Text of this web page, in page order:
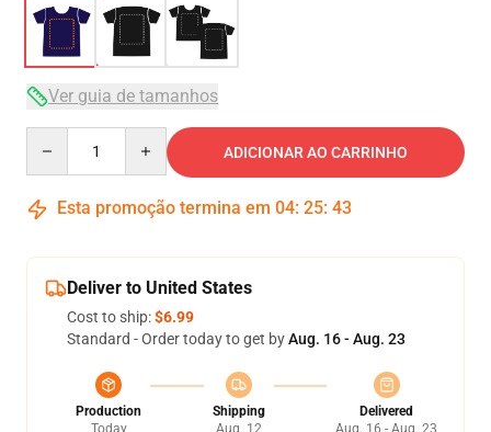
Ver guia de tamanhos
ADICIONAR AO CARRINHO
Esta promoção termina em 04: 25: 43
Deliver to United States
Cost to ship:$6.99
Standard - Order today to get byAug. 16 - Aug. 23
Production
Today
Shipping
Aug. 12
Delivered
Aug. 16 - Aug. 23